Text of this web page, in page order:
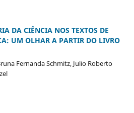
DA CIÊNCIA NOS TEXTOS DE
UM OLHAR A PARTIR DO LIVRO
Fernanda Schmitz, Julio Roberto